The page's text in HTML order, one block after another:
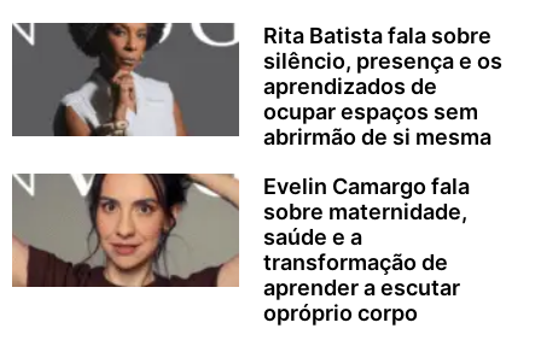
Rita Batista fala sobre
silêncio, presença e os
aprendizados de
ocupar espaços sem
abrirmão de si mesma
Evelin Camargo fala
sobre maternidade,
saúde e a
transformação de
aprender a escutar
opróprio corpo